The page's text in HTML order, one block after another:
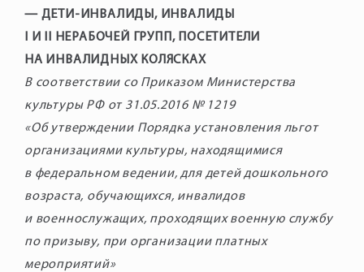
— ДЕТИ-ИНВАЛИДЫ, ИНВАЛИДЫ
I И II НЕРАБОЧЕЙ ГРУПП, ПОСЕТИТЕЛИ
НА ИНВАЛИДНЫХ КОЛЯСКАХ
В соответствии со Приказом Министерства
культуры РФ от 31.05.2016 № 1219
«Об утверждении Порядка установления льгот
организациями культуры, находящимися
в федеральном ведении, для детей дошкольного
возраста, обучающихся, инвалидов
и военнослужащих, проходящих военную службу
по призыву, при организации платных
мероприятий»